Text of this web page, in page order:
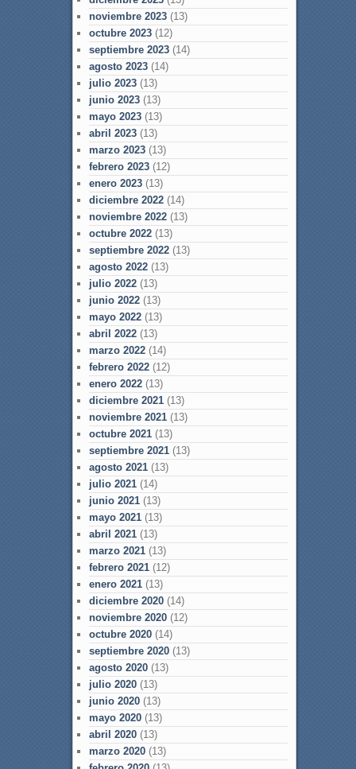
noviembre 2023(13)
octubre 2023(12)
septiembre 2023(14)
agosto 2023(14)
julio 2023(13)
junio 2023(13)
mayo 2023(13)
abril 2023(13)
marzo 2023(13)
febrero 2023(12)
enero 2023(13)
diciembre 2022(14)
noviembre 2022(13)
octubre 2022(13)
septiembre 2022(13)
agosto 2022(13)
julio 2022(13)
junio 2022(13)
mayo 2022(13)
abril 2022(13)
marzo 2022(14)
febrero 2022(12)
enero 2022(13)
diciembre 2021(13)
noviembre 2021(13)
octubre 2021(13)
septiembre 2021(13)
agosto 2021(13)
julio 2021(14)
junio 2021(13)
mayo 2021(13)
abril 2021(13)
marzo 2021(13)
febrero 2021(12)
enero 2021(13)
diciembre 2020(14)
noviembre 2020(12)
octubre 2020(14)
septiembre 2020(13)
agosto 2020(13)
julio 2020(13)
junio 2020(13)
mayo 2020(13)
abril 2020(13)
marzo 2020(13)